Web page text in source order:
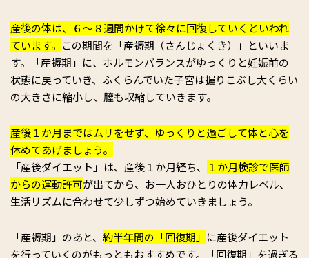
産後の体は、６～８週間かけて徐々に回復していくといわれ
ています。 この期間を「産褥期（さんじょくき）」といいま
す。「産褥期」に、ホルモンバランスがゆっくりと妊娠前の
状態に戻っていき、ふくらんでいた子宮は握りこぶし大くらい
の大きさに縮小し、膣も収縮していきます。
産後１か月まではムリをせず、ゆっくりと過ごして体と心を
休めてあげましょう。
「産後ダイエット」は、産後１か月経ち、
１か月検診で医師
からの運動許可が出てから、お一人おひとりの体力レベル、
生活リズムに合わせて少しずつ始めていきましょう。
「産褥期」のあと、 約半年間の「回復期」 に産後ダイエット
を行っていくのがもっともおすすめです。「回復期」を過ぎる